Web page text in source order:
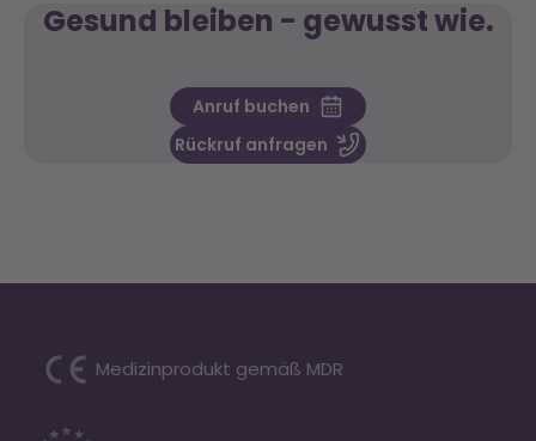
Gesund bleiben - gewusst wie.
Anruf buchen
Rückruf anfragen
Medizinprodukt gemäß MDR